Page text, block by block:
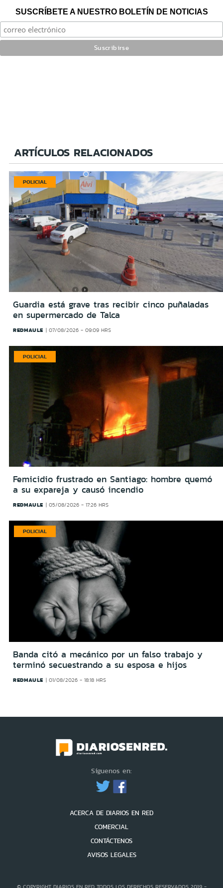
SUSCRÍBETE A NUESTRO BOLETÍN DE NOTICIAS
ARTÍCULOS RELACIONADOS
POLICIAL
Guardia está grave tras recibir cinco puñaladas
en supermercado de Talca
REDMAULE 07/08/2026 - 09:09 HRS
POLICIAL
Femicidio frustrado en Santiago: hombre quemó
a su expareja y causó incendio
REDMAULE 05/08/2026 - 17:26 HRS
POLICIAL
Banda citó a mecánico por un falso trabajo y
terminó secuestrando a su esposa e hijos
REDMAULE 01/08/2026 - 18:18 HRS
Síguenos en:
ACERCA DE DIARIOS EN RED
COMERCIAL
CONTÁCTENOS
AVISOS LEGALES